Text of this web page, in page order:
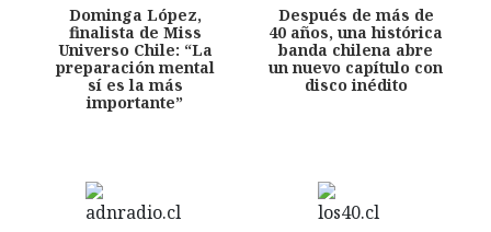
Dominga López,
finalista de Miss
Universo Chile: “La
preparación mental
sí es la más
importante”
Después de más de
40 años, una histórica
banda chilena abre
un nuevo capítulo con
disco inédito